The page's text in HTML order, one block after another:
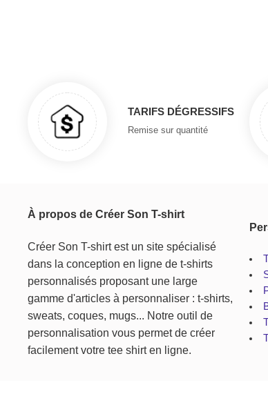
TARIFS DÉGRESSIFS
Remise sur quantité
À propos de Créer Son T-shirt
Créer Son T-shirt est un site spécialisé
dans la conception en ligne de t-shirts
personnalisés proposant une large
gamme d'articles à personnaliser : t-shirts,
sweats, coques, mugs... Notre outil de
personnalisation vous permet de créer
facilement votre tee shirt en ligne.